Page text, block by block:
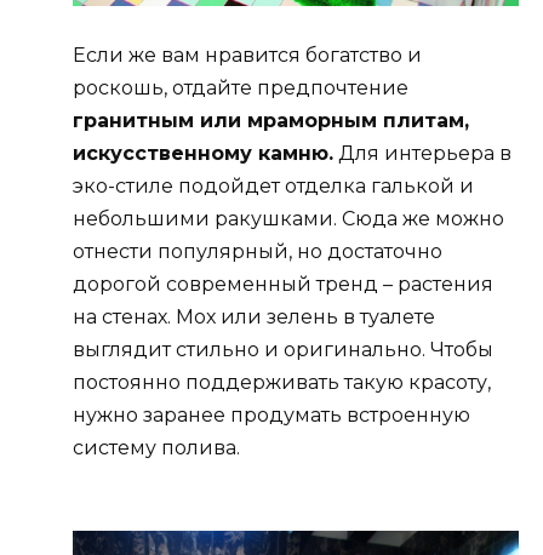
Если же вам нравится богатство и
роскошь, отдайте предпочтение
гранитным или мраморным плитам,
искусственному камню. Для интерьера в
эко-стиле подойдет отделка галькой и
небольшими ракушками. Сюда же можно
отнести популярный, но достаточно
дорогой современный тренд – растения
на стенах. Мох или зелень в туалете
выглядит стильно и оригинально. Чтобы
постоянно поддерживать такую красоту,
нужно заранее продумать встроенную
систему полива.